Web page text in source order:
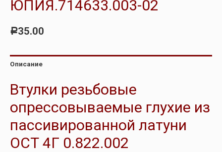
ЮПИЯ.714633.003-02
Р35.00
Описание
Втулки резьбовые
опрессовываемые глухие из
пассивированной латуни
ОСТ 4Г 0.822.002